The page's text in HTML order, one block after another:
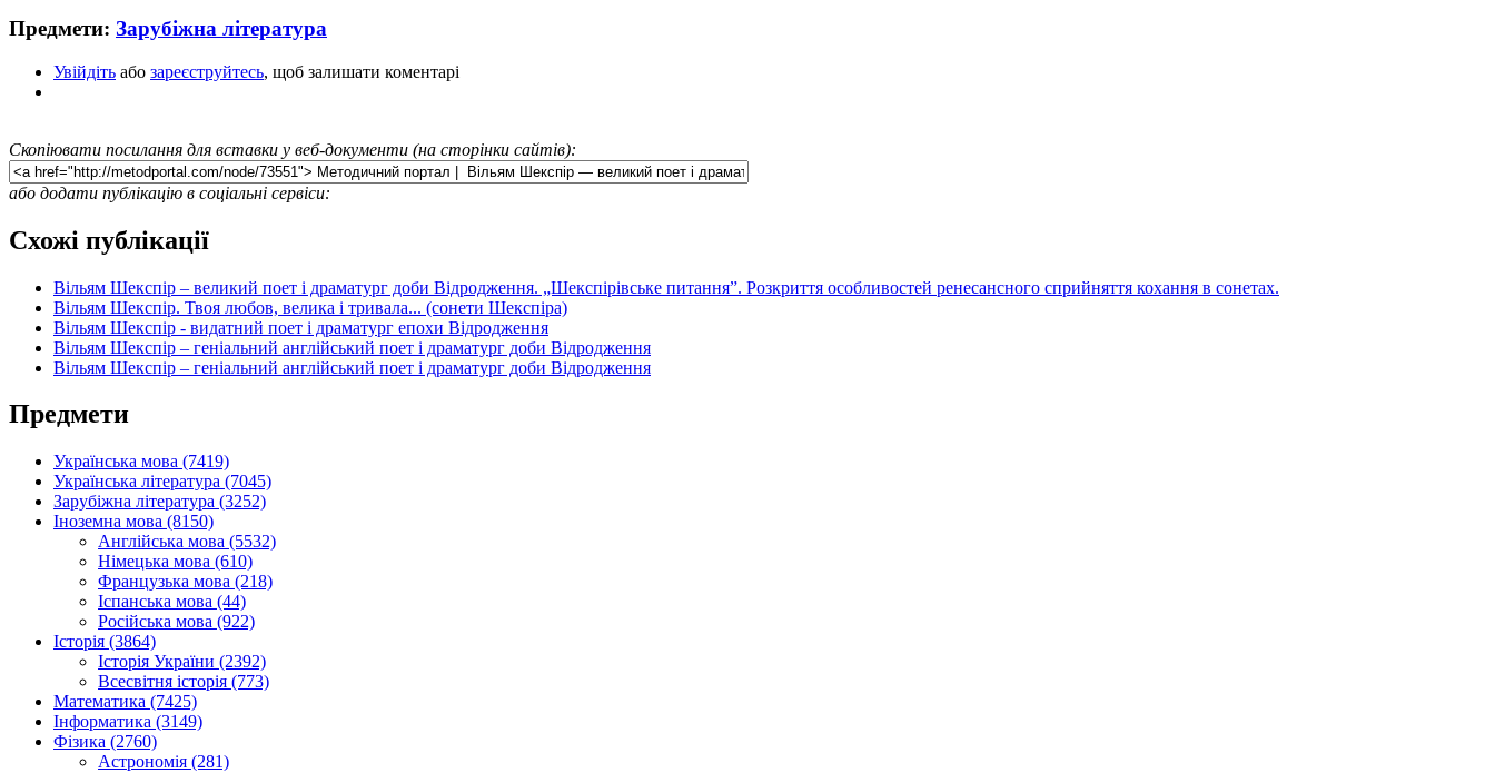
Предмети: Зарубіжна література
Увійдіть або зареєструйтесь, щоб залишати коментарі
Скопіювати посилання для вставки у веб-документи (на сторінки сайтів):
або додати публікацію в соціальні сервіси:
Схожі публікації
Вільям Шекспір – великий поет і драматург доби Відродження. „Шекспірівське питання”. Розкриття особливостей ренесансного сприйняття кохання в сонетах.
Вільям Шекспір. Твоя любов, велика і тривала... (сонети Шекспіра)
Вільям Шекспір - видатний поет і драматург епохи Відродження
Вільям Шекспір – геніальний англійський поет і драматург доби Відродження
Вільям Шекспір – геніальний англійський поет і драматург доби Відродження
Предмети
Українська мова (7419)
Українська література (7045)
Зарубіжна література (3252)
Іноземна мова (8150)
Англійська мова (5532)
Німецька мова (610)
Французька мова (218)
Іспанська мова (44)
Російська мова (922)
Історія (3864)
Історія України (2392)
Всесвітня історія (773)
Математика (7425)
Інформатика (3149)
Фізика (2760)
Астрономія (281)